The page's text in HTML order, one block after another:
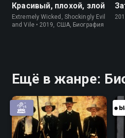
Красивый, плохой, злой
Extremely Wicked, Shockingly Evil
and Vile • 2019, США, Биография
Ещё в жанре: